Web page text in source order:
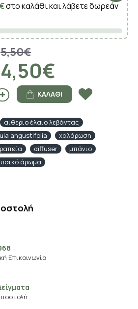
στο καλάθι και λάβετε δωρεάν
4,50€
5,50€
ΚΑΛΆΘΙ
αιθέριο έλαιο λεβάντας
angustifolia
χαλάρωση
diffuser
μπάνιο
άρωμα
Επικοινωνία